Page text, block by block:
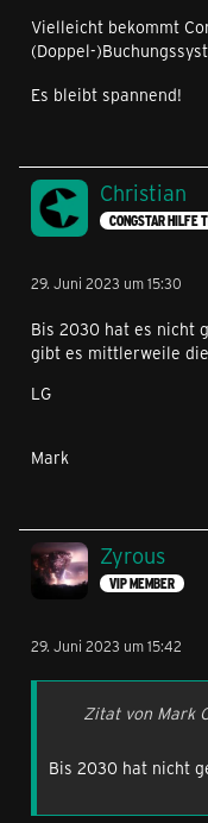
Vielleicht bekommt
(Doppel-
Es bleibt spannend!
Christian
CONGSTAR HILFE
29. Juni 2023 um 15:30
Bis 2030 hat es nicht
gibt es mittlerweile die
LG
Mark
Zyrous
VIP MEMBER
29. Juni 2023 um 15:42
Zitat von Mark
Bis 2030 hat nicht